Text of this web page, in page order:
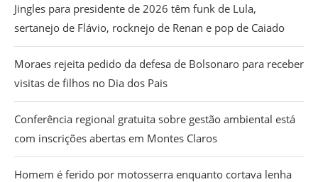
Jingles para presidente de 2026 têm funk de Lula,
sertanejo de Flávio, rocknejo de Renan e pop de Caiado
Moraes rejeita pedido da defesa de Bolsonaro para receber
visitas de filhos no Dia dos Pais
Conferência regional gratuita sobre gestão ambiental está
com inscrições abertas em Montes Claros
Homem é ferido por motosserra enquanto cortava lenha